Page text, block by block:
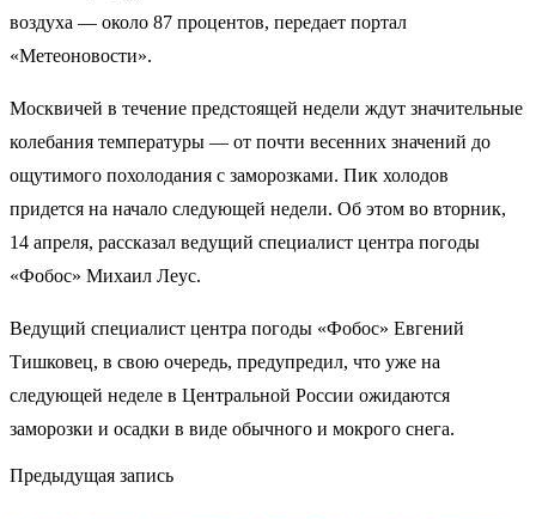
воздуха — около 87 процентов, передает портал
«Метеоновости».
Москвичей в течение предстоящей недели ждут значительные
колебания температуры — от почти весенних значений до
ощутимого похолодания с заморозками. Пик холодов
придется на начало следующей недели. Об этом во вторник,
14 апреля, рассказал ведущий специалист центра погоды
«Фобос» Михаил Леус.
Ведущий специалист центра погоды «Фобос» Евгений
Тишковец, в свою очередь, предупредил, что уже на
следующей неделе в Центральной России ожидаются
заморозки и осадки в виде обычного и мокрого снега.
Предыдущая запись